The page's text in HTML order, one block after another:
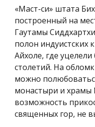
«Маст-си» штата
построенный на
Гаутамы
полон индуистских
Айхоле, где
столетий. На
можно
монастыри и храмы
возможность
священных гор, не